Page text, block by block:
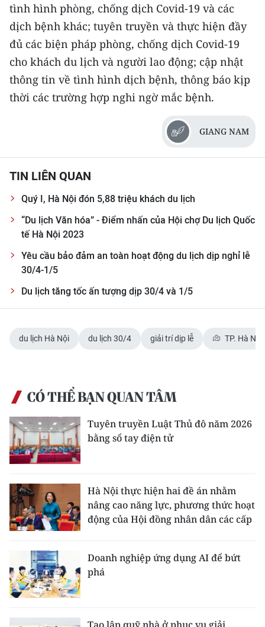
NHÂN DÂN HẰNG THÁNG
MUA BÁO
ĐỌC BÁO IN
ENGLISH
FRANÇAIS
ESPAÑOL
tình hình phòng, chống dịch Covid-19 và các
dịch bệnh khác; tuyên truyền và thực hiện đầy
đủ các biện pháp phòng, chống dịch Covid-19
cho khách du lịch và người lao động; cập nhật
thông tin về tình hình dịch bệnh, thông báo kịp
thời các trường hợp nghi ngờ mắc bệnh.
GIANG NAM
TIN LIÊN QUAN
Quý I, Hà Nội đón 5,88 triệu khách du lịch
“Du lịch Văn hóa” - Điểm nhấn của Hội chợ Du lịch Quốc
tế Hà Nội 2023
Yêu cầu bảo đảm an toàn hoạt động du lịch dịp nghỉ lễ
30/4-1/5
Du lịch tăng tốc ấn tượng dịp 30/4 và 1/5
du lịch Hà Nội du lịch 30/4 giải trí dịp lễ TP. Hà Nội
CÓ THỂ BẠN QUAN TÂM
Tuyên truyền Luật Thủ đô năm 2026
bằng sổ tay điện tử
Hà Nội thực hiện hai đề án nhằm
nâng cao năng lực, phương thức hoạt
động của Hội đồng nhân dân các cấp
Doanh nghiệp ứng dụng AI để bứt
phá